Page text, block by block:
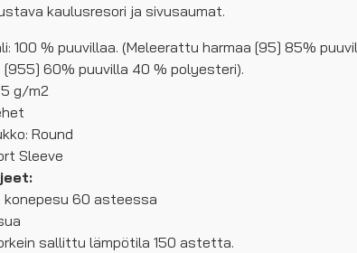
kaulusresori ja sivusaumat.
100 % puuvillaa. (Meleerattu harmaa [95] 85%
[955] 60% puuvilla 40 % polyesteri).
g/m2
Round
Sleeve
konepesu 60 asteessa
sallittu lämpötila 150 astetta.